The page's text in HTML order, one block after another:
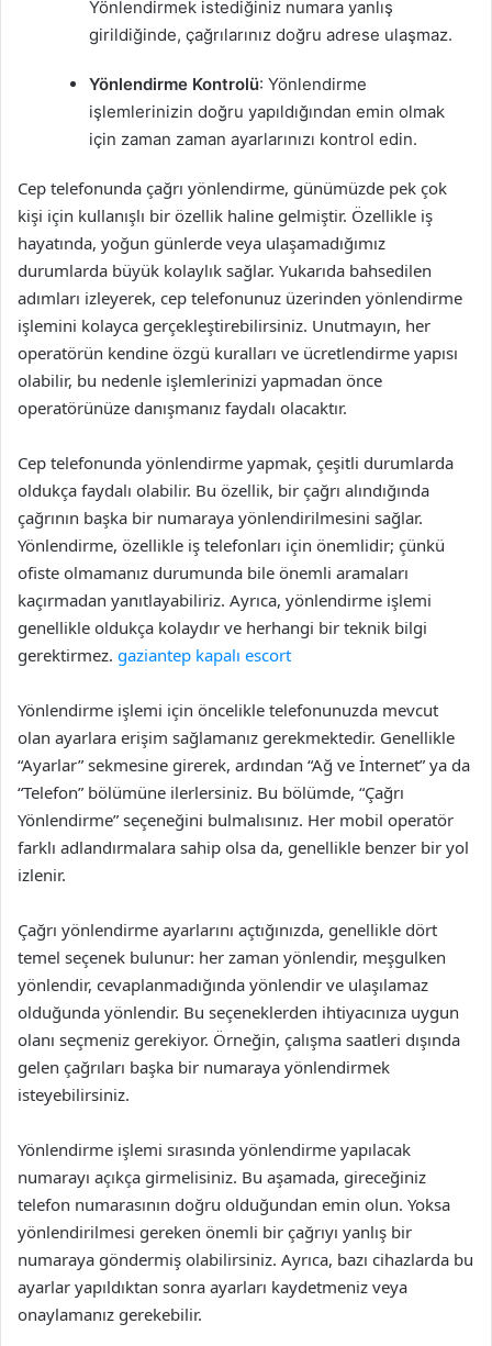
Yönlendirmek istediğiniz numara yanlış
girildiğinde, çağrılarınız doğru adrese ulaşmaz.
Yönlendirme Kontrolü: Yönlendirme
işlemlerinizin doğru yapıldığından emin olmak
için zaman zaman ayarlarınızı kontrol edin.
Cep telefonunda çağrı yönlendirme, günümüzde pek çok
kişi için kullanışlı bir özellik haline gelmiştir. Özellikle iş
hayatında, yoğun günlerde veya ulaşamadığımız
durumlarda büyük kolaylık sağlar. Yukarıda bahsedilen
adımları izleyerek, cep telefonunuz üzerinden yönlendirme
işlemini kolayca gerçekleştirebilirsiniz. Unutmayın, her
operatörün kendine özgü kuralları ve ücretlendirme yapısı
olabilir, bu nedenle işlemlerinizi yapmadan önce
operatörünüze danışmanız faydalı olacaktır.
Cep telefonunda yönlendirme yapmak, çeşitli durumlarda
oldukça faydalı olabilir. Bu özellik, bir çağrı alındığında
çağrının başka bir numaraya yönlendirilmesini sağlar.
Yönlendirme, özellikle iş telefonları için önemlidir; çünkü
ofiste olmamanız durumunda bile önemli aramaları
kaçırmadan yanıtlayabiliriz. Ayrıca, yönlendirme işlemi
genellikle oldukça kolaydır ve herhangi bir teknik bilgi
gerektirmez. gaziantep kapalı escort
Yönlendirme işlemi için öncelikle telefonunuzda mevcut
olan ayarlara erişim sağlamanız gerekmektedir. Genellikle
“Ayarlar” sekmesine girerek, ardından “Ağ ve İnternet” ya da
“Telefon” bölümüne ilerlersiniz. Bu bölümde, “Çağrı
Yönlendirme” seçeneğini bulmalısınız. Her mobil operatör
farklı adlandırmalara sahip olsa da, genellikle benzer bir yol
izlenir.
Çağrı yönlendirme ayarlarını açtığınızda, genellikle dört
temel seçenek bulunur: her zaman yönlendir, meşgulken
yönlendir, cevaplanmadığında yönlendir ve ulaşılamaz
olduğunda yönlendir. Bu seçeneklerden ihtiyacınıza uygun
olanı seçmeniz gerekiyor. Örneğin, çalışma saatleri dışında
gelen çağrıları başka bir numaraya yönlendirmek
isteyebilirsiniz.
Yönlendirme işlemi sırasında yönlendirme yapılacak
numarayı açıkça girmelisiniz. Bu aşamada, gireceğiniz
telefon numarasının doğru olduğundan emin olun. Yoksa
yönlendirilmesi gereken önemli bir çağrıyı yanlış bir
numaraya göndermiş olabilirsiniz. Ayrıca, bazı cihazlarda bu
ayarlar yapıldıktan sonra ayarları kaydetmeniz veya
onaylamanız gerekebilir.